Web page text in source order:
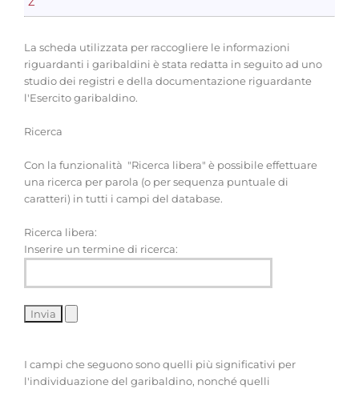
La scheda utilizzata per raccogliere le informazioni
riguardanti i garibaldini è stata redatta in seguito ad uno
studio dei registri e della documentazione riguardante
l'Esercito garibaldino.
Ricerca
Con la funzionalità "Ricerca libera" è possibile effettuare
una ricerca per parola (o per sequenza puntuale di
caratteri) in tutti i campi del database.
Ricerca libera:
Inserire un termine di ricerca:
I campi che seguono sono quelli più significativi per
l'individuazione del garibaldino, nonché quelli